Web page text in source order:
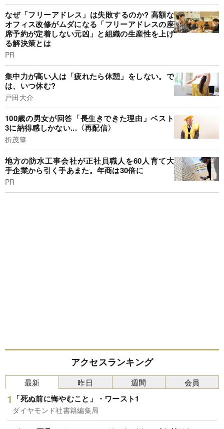
なぜ「フリーアドレス」は失敗するのか? 高額な
オフィス改修がムダになる「フリーアドレスの座
席予約が定着しない元凶」と組織の生産性を上げ
る解決策とは
PR
集中力が高い人は「疲れたら休憩」をしない。で
は、いつ休む?
戸田大介
100歳の男女が回答「長生きできた理由」ベスト
3に納得感しかない...〈再配信〉
折茂肇
地方の防水工事会社が正社員職人を60人育て大
手企業から引く手あまた。年商は30倍に
PR
アクセスランキング
最新
「死ぬ前に悔やむこと」・ワースト1
ダイヤモンド社書籍編集局
昨日 週間 会員